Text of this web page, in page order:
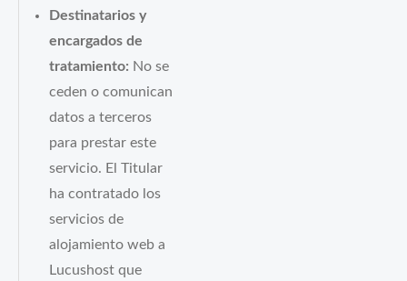
Destinatarios y
encargados de
tratamiento: No se
ceden o comunican
datos a terceros
para prestar este
servicio. El Titular
ha contratado los
servicios de
alojamiento web a
Lucushost que